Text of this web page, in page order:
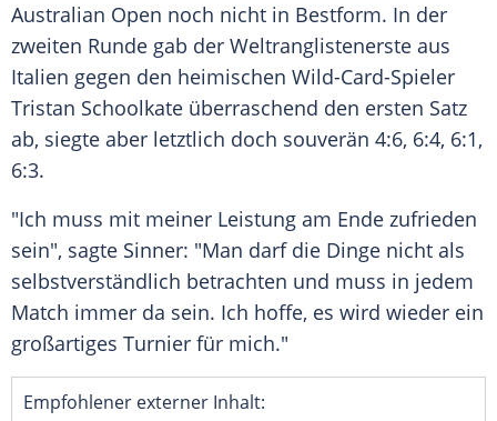
Australian Open noch nicht in Bestform. In der
zweiten Runde gab der Weltranglistenerste aus
Italien gegen den heimischen Wild-Card-Spieler
Tristan Schoolkate überraschend den ersten Satz
ab, siegte aber letztlich doch souverän 4:6, 6:4, 6:1,
6:3.
"Ich muss mit meiner Leistung am Ende zufrieden
sein", sagte Sinner: "Man darf die Dinge nicht als
selbstverständlich betrachten und muss in jedem
Match immer da sein. Ich hoffe, es wird wieder ein
großartiges Turnier für mich."
Empfohlener externer Inhalt: